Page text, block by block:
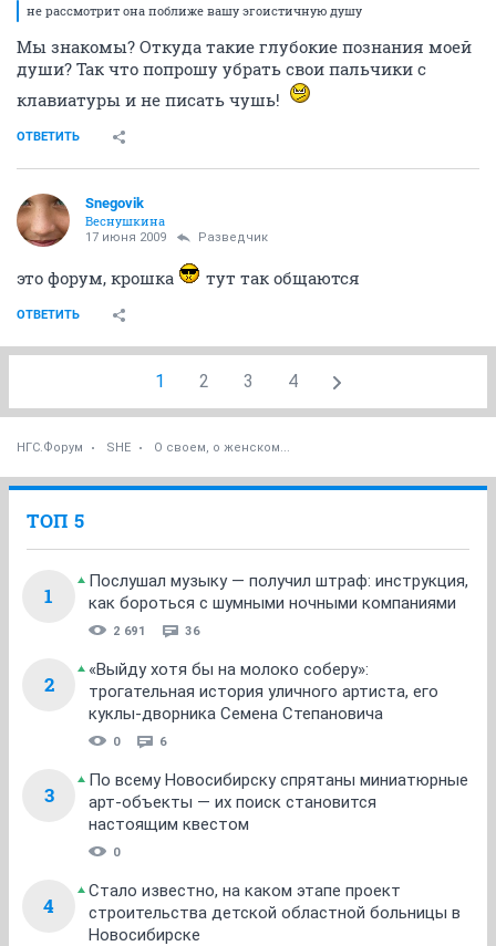
не рассмотрит она поближе вашу эгоистичную душу
Мы знакомы? Откуда такие глубокие познания моей
души? Так что попрошу убрать свои пальчики с
клавиатуры и не писать чушь!
ОТВЕТИТЬ
Snegovik
Веснушкина
17 июня 2009 Разведчик
это форум, крошка тут так общаются
ОТВЕТИТЬ
1 2 3 4
НГС.Форум SHE О своем, о женском...
ТОП 5
1
Послушал музыку — получил штраф: инструкция,
как бороться с шумными ночными компаниями
2 691 36
2
«Выйду хотя бы на молоко соберу»:
трогательная история уличного артиста, его
куклы-дворника Семена Степановича
0 6
3
По всему Новосибирску спрятаны миниатюрные
арт-объекты — их поиск становится
настоящим квестом
0
4
Стало известно, на каком этапе проект
строительства детской областной больницы в
Новосибирске